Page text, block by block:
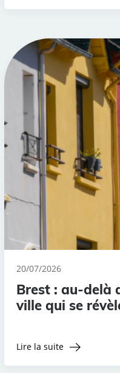
20/07/2026
Brest : au-delà
ville qui se
Lire la suite